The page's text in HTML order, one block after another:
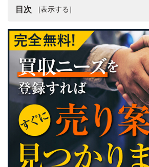
目次
新設分割と吸収分割の違い
M&Aにおける会社分割とは
新設分割
吸収分割
会社分割におけるデューデリジェン
会社分割の活用シチュエーション
会社分割と事業譲渡の相違点